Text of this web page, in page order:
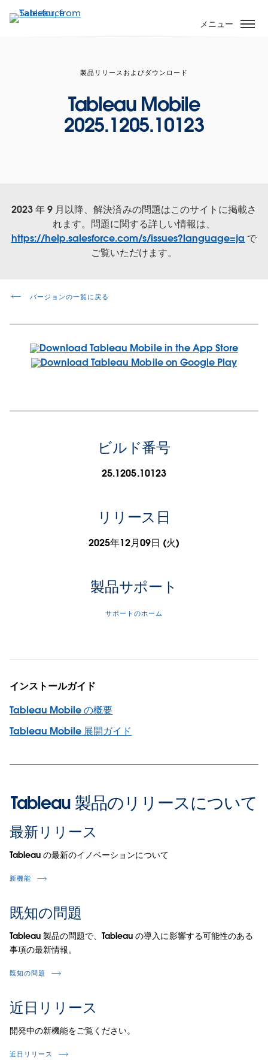
イ
メニュー
製品リリースおよびダウンロード
Tableau Mobile
2025.1205.10123
2023 年 9 月以降、解決済みの問題はこのサイトに掲載さ
れます。問題に関する詳しい情報は、
https://help.salesforce.com/s/issues?language=ja で
ご覧いただけます。
バージョンの一覧に戻る
ビルド番号
25.1205.10123
リリース日
2025年12月09日 (火)
製品サポート
サポートのホーム
インストールガイド
Tableau Mobile の概要
Tableau Mobile 展開ガイド
Tableau 製品のリリースについて
最新リリース
Tableau の最新のイノベーションについて
新機能
既知の問題
Tableau 製品の問題で、Tableau の導入に影響する可能性のある
事項の最新情報。
既知の問題
近日リリース
開発中の新機能をご覧ください。
近日リリース